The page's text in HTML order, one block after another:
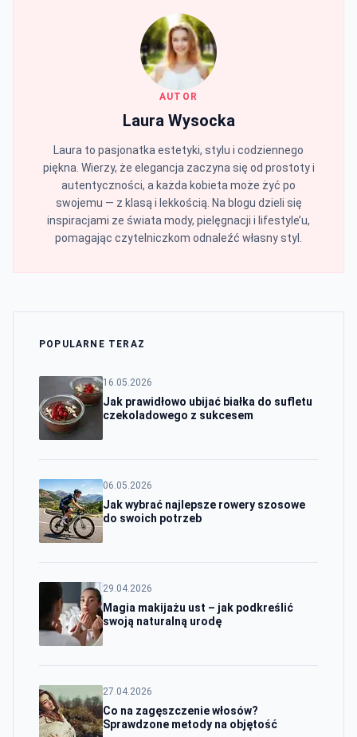
AUTOR
Laura Wysocka
Laura to pasjonatka estetyki, stylu i codziennego
piękna. Wierzy, że elegancja zaczyna się od prostoty i
autentyczności, a każda kobieta może żyć po
swojemu — z klasą i lekkością. Na blogu dzieli się
inspiracjami ze świata mody, pielęgnacji i lifestyle’u,
pomagając czytelniczkom odnaleźć własny styl.
POPULARNE TERAZ
16.05.2026
Jak prawidłowo ubijać białka do sufletu
czekoladowego z sukcesem
06.05.2026
Jak wybrać najlepsze rowery szosowe
do swoich potrzeb
29.04.2026
Magia makijażu ust – jak podkreślić
swoją naturalną urodę
27.04.2026
Co na zagęszczenie włosów?
Sprawdzone metody na objętość